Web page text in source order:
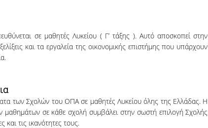
σε μαθητές Λυκείου ( Γ’ τάξης ). Αυτό αποσκοπεί στην
και τα εργαλεία της οικονομικής επιστήμης που υπάρχουν
των Σχολών του ΟΠΑ σε μαθητές Λυκείου όλης της Ελλάδας. Η
σε κάθε σχολή συμβάλει στην σωστή επιλογή Σχολής
τις ικανότητες τους.